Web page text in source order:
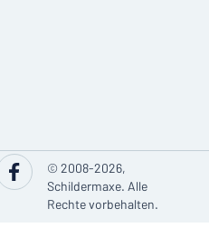
© 2008-2026,
Schildermaxe. Alle
Rechte vorbehalten.